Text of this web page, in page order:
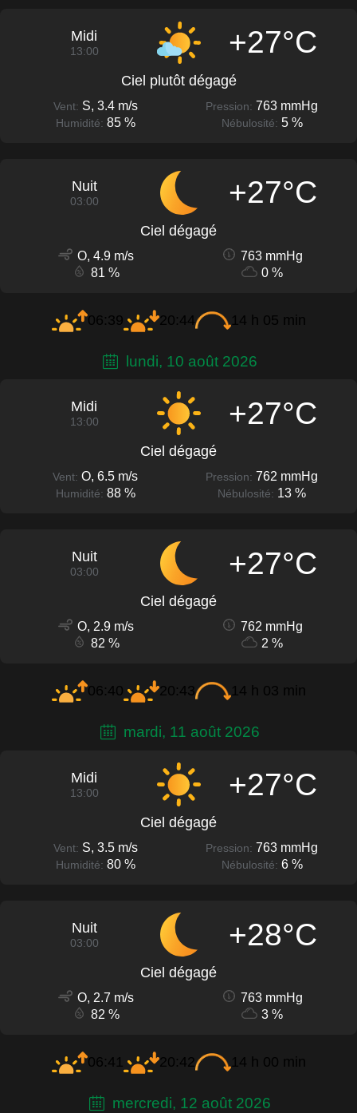
Midi
13:00 +27°C
Ciel plutôt dégagé
Vent: S, 3.4 m/s Pression: 763 mmHg
Humidité: 85 % Nébulosité: 5 %
Nuit
03:00 +27°C
Ciel dégagé
O, 4.9 m/s
763 mmHg
81 %
0 %
06:39 20:44 14 h 05 min
lundi, 10 août 2026
Midi
13:00 +27°C
Ciel dégagé
Vent: O, 6.5 m/s Pression: 762 mmHg
Humidité: 88 % Nébulosité: 13 %
Nuit
03:00 +27°C
Ciel dégagé
O, 2.9 m/s
762 mmHg
82 %
2 %
06:40 20:43 14 h 03 min
mardi, 11 août 2026
Midi
13:00 +27°C
Ciel dégagé
Vent: S, 3.5 m/s Pression: 763 mmHg
Humidité: 80 % Nébulosité: 6 %
Nuit
03:00 +28°C
Ciel dégagé
O, 2.7 m/s
763 mmHg
82 %
3 %
06:41 20:42 14 h 00 min
mercredi, 12 août 2026